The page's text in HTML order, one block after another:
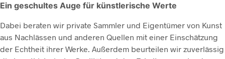
Ein geschultes Auge für künstlerische Werte
Dabei beraten wir private Sammler und Eigentümer von Kunst
aus Nachlässen und anderen Quellen mit einer Einschätzung
der Echtheit ihrer Werke. Außerdem beurteilen wir zuverlässig